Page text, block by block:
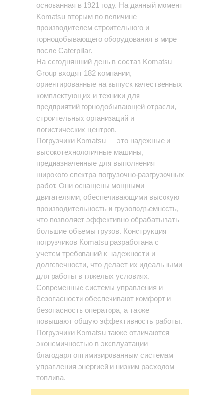
основанная в 1921 году. На данный момент
Komatsu вторым по величине
производителем строительного и
горнодобывающего оборудования в мире
после Caterpillar.
На сегодняшний день в состав Komatsu
Group входят 182 компании,
ориентированные на выпуск качественных
комплектующих и техники для
предприятий горнодобывающей отрасли,
строительных организаций и
логистических центров.
Погрузчики Komatsu — это надежные и
высокотехнологичные машины,
предназначенные для выполнения
широкого спектра погрузочно-разгрузочных
работ. Они оснащены мощными
двигателями, обеспечивающими высокую
производительность и грузоподъемность,
что позволяет эффективно обрабатывать
большие объемы грузов. Конструкция
погрузчиков Komatsu разработана с
учетом требований к надежности и
долговечности, что делает их идеальными
для работы в тяжелых условиях.
Современные системы управления и
безопасности обеспечивают комфорт и
безопасность оператора, а также
повышают общую эффективность работы.
Погрузчики Komatsu также отличаются
экономичностью в эксплуатации
благодаря оптимизированным системам
управления энергией и низким расходом
топлива.